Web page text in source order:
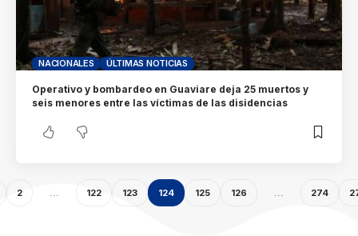
NACIONALES ÚLTIMAS NOTICIAS
Operativo y bombardeo en Guaviare deja 25 muertos y
seis menores entre las víctimas de las disidencias
2 … 122 123 124 125 126 … 274